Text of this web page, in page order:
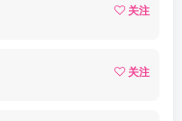
关注
关注